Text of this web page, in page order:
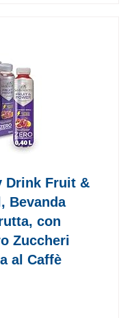
Drink Fruit &
Bevanda
con
Zuccheri
al Caffè